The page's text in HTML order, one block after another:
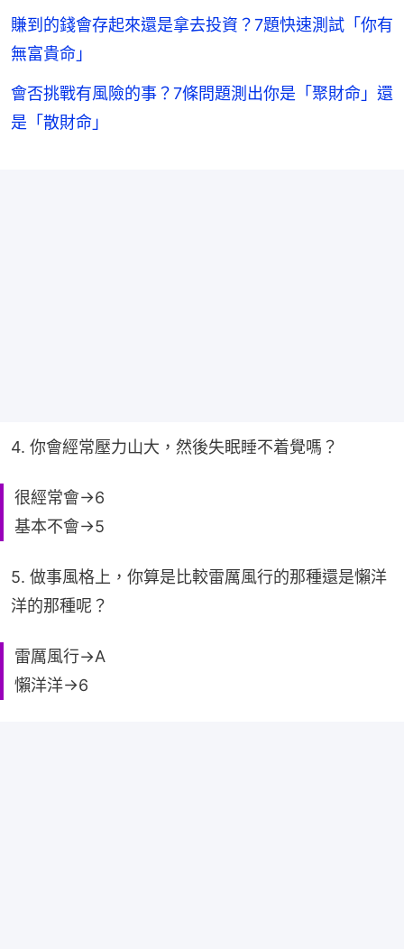
賺到的錢會存起來還是拿去投資？7題快速測試「你有
無富貴命」
會否挑戰有風險的事？7條問題測出你是「聚財命」還
是「散財命」
4. 你會經常壓力山大，然後失眠睡不着覺嗎？
很經常會→6
基本不會→5
5. 做事風格上，你算是比較雷厲風行的那種還是懶洋
洋的那種呢？
雷厲風行→A
懶洋洋→6